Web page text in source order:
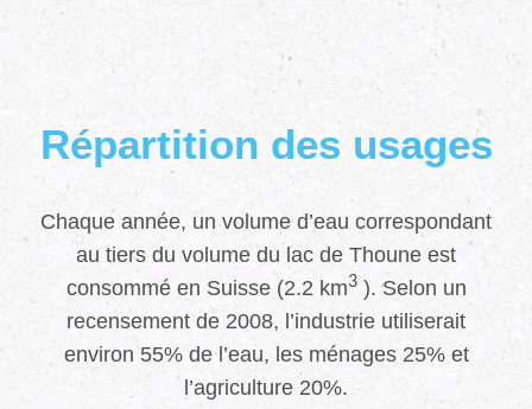
Répartition des usages
Chaque année, un volume d’eau correspondant
au tiers du volume du lac de Thoune est
consommé en Suisse (2.2 km3). Selon un
recensement de 2008, l’industrie utiliserait
environ 55% de l’eau, les ménages 25% et
l’agriculture 20%.